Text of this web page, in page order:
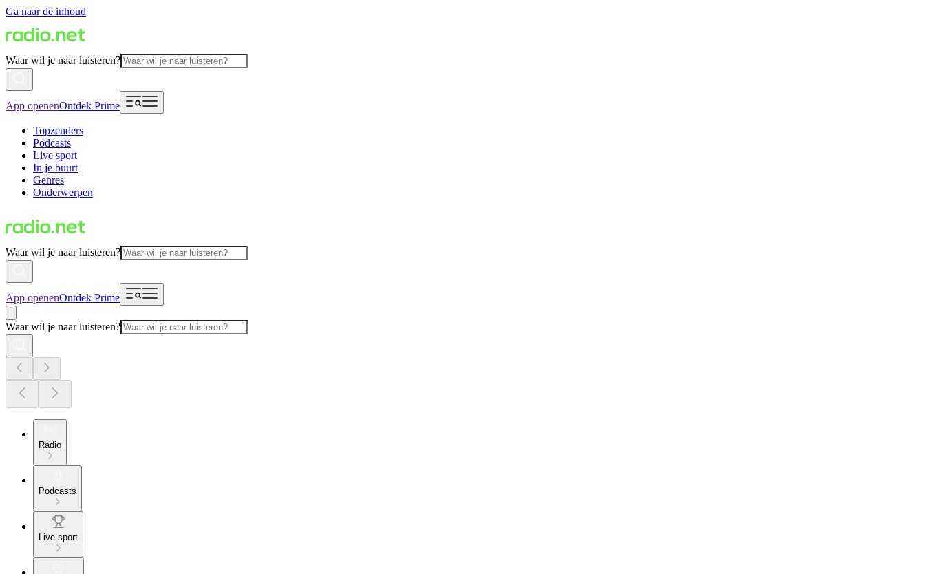
Ga naar de inhoud
Waar wil je naar luisteren?
App openenOntdek Prime
Topzenders
Podcasts
Live sport
In je buurt
Genres
Onderwerpen
Waar wil je naar luisteren?
App openenOntdek Prime
Waar wil je naar luisteren?
Radio
Podcasts
Live sport